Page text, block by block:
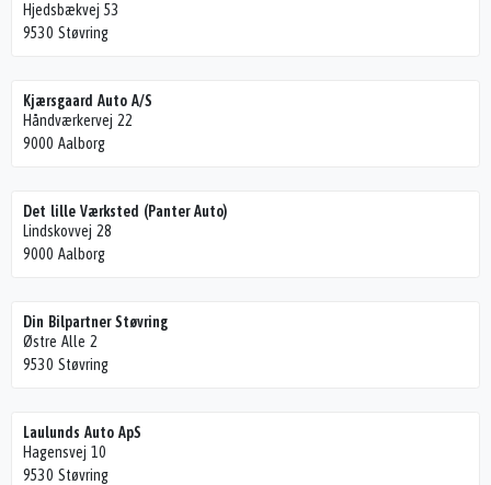
Hjedsbækvej 53
9530 Støvring
Kjærsgaard Auto A/S
Håndværkervej 22
9000 Aalborg
Det lille Værksted (Panter Auto)
Lindskovvej 28
9000 Aalborg
Din Bilpartner Støvring
Østre Alle 2
9530 Støvring
Laulunds Auto ApS
Hagensvej 10
9530 Støvring